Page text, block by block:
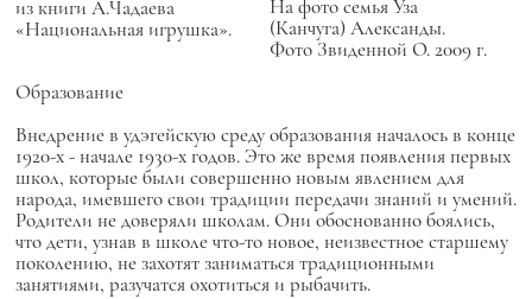
из книги А.Чадаева
«Национальная игрушка».
На фото семья Уза
(Канчуга) Александы.
Фото Звиденной О. 2009 г.
Образование
Внедрение в удэгейскую среду образования началось в конце
1920-х - начале 1930-х годов. Это же время появления первых
школ, которые были совершенно новым явлением для
народа, имевшего свои традиции передачи знаний и умений.
Родители не доверяли школам. Они обоснованно боялись,
что дети, узнав в школе что-то новое, неизвестное старшему
поколению, не захотят заниматься традиционными
занятиями, разучатся охотиться и рыбачить.